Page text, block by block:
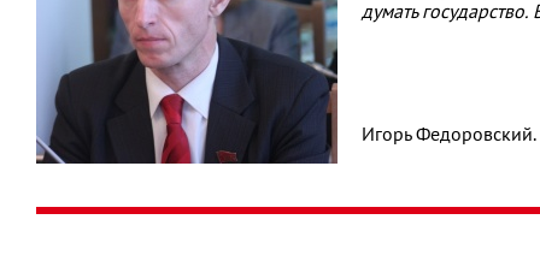
думать
Игорь Федоровский.